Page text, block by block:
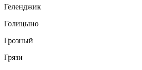
Геленджик
Голицыно
Грозный
Грязи